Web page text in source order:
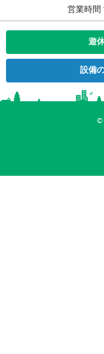
営業時間
遊
設備
©